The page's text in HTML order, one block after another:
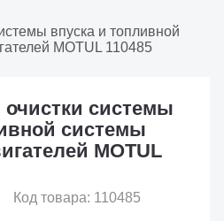
впуска и топливной
MOTUL 110485
системы
системы
MOTUL
Код товара: 110485